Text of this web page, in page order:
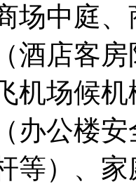
场中庭
酒店客
机场候
办公楼
等）、